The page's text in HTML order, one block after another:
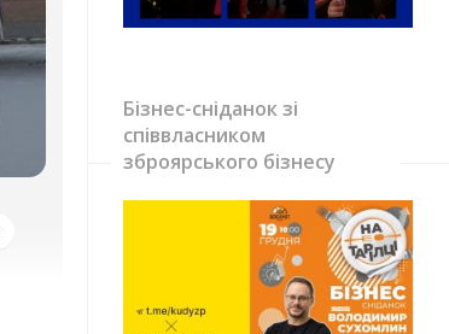
Бізнес-сніданок зі
співвласником
зброярського бізнесу